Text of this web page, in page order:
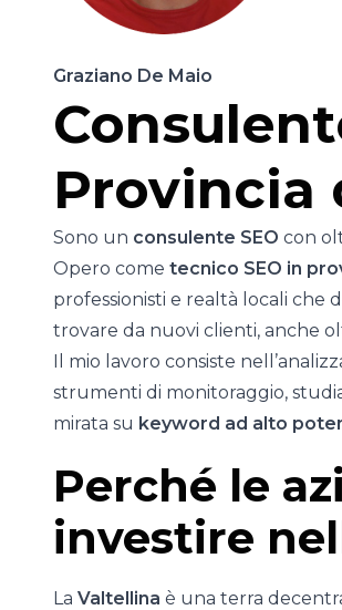
Graziano De Maio
Provincia
Sono un consulente SEO con
Opero come tecnico SEO in
professionisti e realtà locali che
trovare da nuovi clienti, anche
Il mio lavoro consiste
strumenti di monitoraggio,
mirata su keyword ad alto
Perché le
investire
La Valtellina è una terra